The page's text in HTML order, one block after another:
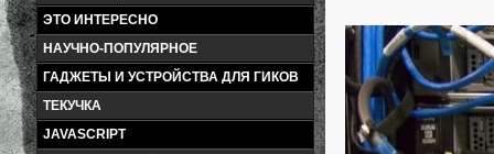
ЭТО ИНТЕРЕСНО
НАУЧНО-ПОПУЛЯРНОЕ
ГАДЖЕТЫ И УСТРОЙСТВА ДЛЯ ГИКОВ
ТЕКУЧКА
JAVASCRIPT